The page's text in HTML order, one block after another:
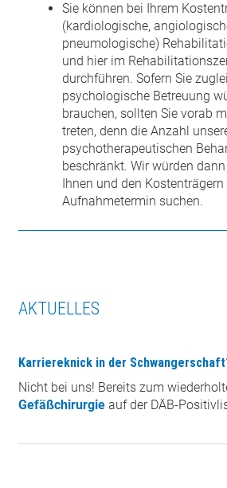
Sie können bei Ihrem
(kardiologische,
pneumologische)
und hier im
durchführen. Sofern Sie
psychologische Betreuung
brauchen, sollten Sie vorab
treten, denn die Anzahl
psychotherapeutischen
beschränkt. Wir würden
Ihnen und den
Aufnahmetermin suchen.
AKTUELLES
Karriereknick in der
Nicht bei uns! Bereits zum
Gefäßchirurgie auf der DÄB-